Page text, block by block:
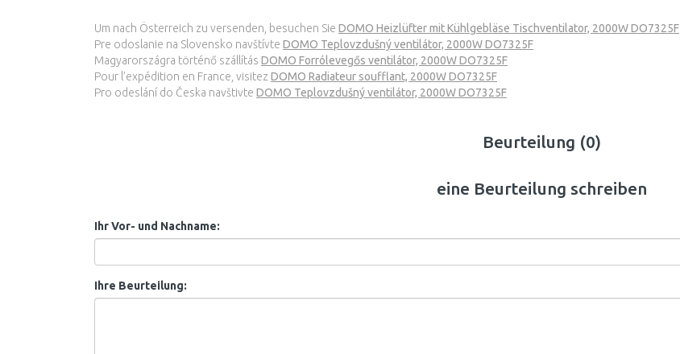
Um nach Österreich zu versenden, besuchen Sie DOMO Heizlüfter mit Kühlgebläse Tischventilator, 2000W DO7325F
Pre odoslanie na Slovensko navštívte DOMO Teplovzdušný ventilátor, 2000W DO7325F
Magyarországra történő szállítás DOMO Forrólevegős ventilátor, 2000W DO7325F
Pour l’expédition en France, visitez DOMO Radiateur soufflant, 2000W DO7325F
Pro odeslání do Česka navštivte DOMO Teplovzdušný ventilátor, 2000W DO7325F
Beurteilung (0)
eine Beurteilung schreiben
Ihr Vor- und Nachname:
Ihre Beurteilung: